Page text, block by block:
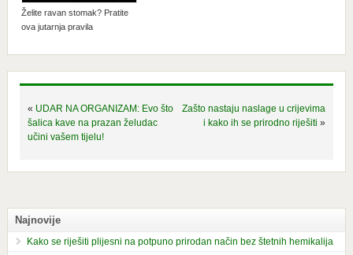
Želite ravan stomak? Pratite
ova jutarnja pravila
« UDAR NA ORGANIZAM: Evo što
šalica kave na prazan želudac
učini vašem tijelu!
Zašto nastaju naslage u crijevima
i kako ih se prirodno riješiti »
Najnovije
Kako se riješiti plijesni na potpuno prirodan način bez štetnih hemikalija